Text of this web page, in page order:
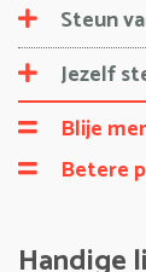
Steun
Jezelf
Blije
Betere
Handige